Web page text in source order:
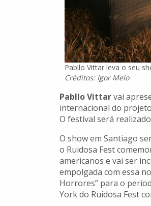
Pabllo Vittar leva o seu
Créditos: Igor Melo
Pabllo Vittarvai
internacional do
O festival será
O show em Santiago
o Ruidosa Fest
americanos e vai ser
empolgada com essa
Horrores” para o
York do Ruidosa Fest